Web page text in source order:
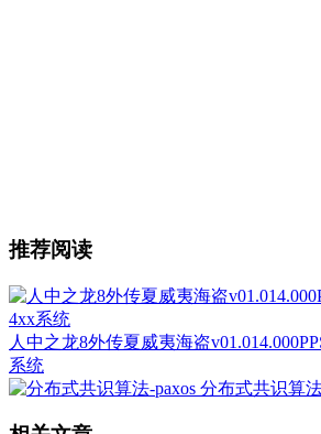
推荐阅读
人中之龙8外传夏威夷海盗
系统
分布式共识算